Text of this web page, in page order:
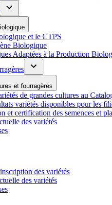
et le CTPS
Biologique
Adaptées à la Production
et fourragères
de grandes cultures au
variétés disponibles pour les
et certification des semences et
des variétés
des variétés
des variétés